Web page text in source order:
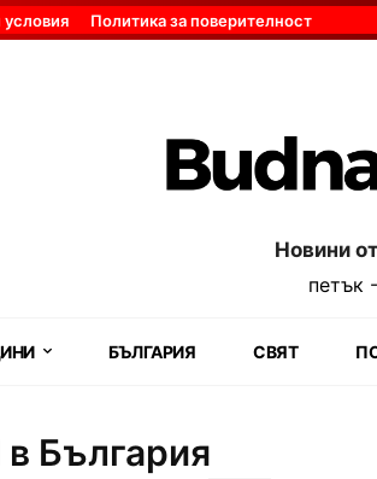
Политика за поверителност
Новини
петък
БЪЛГАРИЯ СВЯТ
България